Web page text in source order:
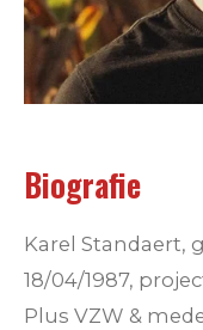
Biografie
Karel Standaert,
18/04/1987,
Plus VZW &